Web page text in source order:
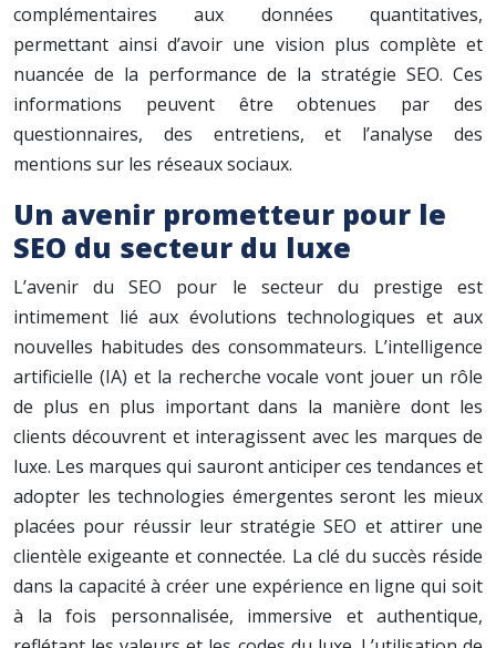
complémentaires aux données quantitatives,
permettant ainsi d’avoir une vision plus complète et
nuancée de la performance de la stratégie SEO. Ces
informations peuvent être obtenues par des
questionnaires, des entretiens, et l’analyse des
mentions sur les réseaux sociaux.
Un avenir prometteur pour le
SEO du secteur du luxe
L’avenir du SEO pour le secteur du prestige est
intimement lié aux évolutions technologiques et aux
nouvelles habitudes des consommateurs. L’intelligence
artificielle (IA) et la recherche vocale vont jouer un rôle
de plus en plus important dans la manière dont les
clients découvrent et interagissent avec les marques de
luxe. Les marques qui sauront anticiper ces tendances et
adopter les technologies émergentes seront les mieux
placées pour réussir leur stratégie SEO et attirer une
clientèle exigeante et connectée. La clé du succès réside
dans la capacité à créer une expérience en ligne qui soit
à la fois personnalisée, immersive et authentique,